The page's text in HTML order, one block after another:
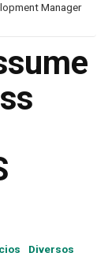
Manager
Diversos